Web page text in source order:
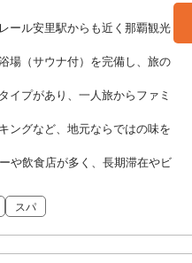
ール安里駅からも近く那覇観光
場（サウナ付）を完備し、旅の
プがあり、一人旅からファミ
ングなど、地元ならではの味を
や飲食店が多く、長期滞在やビ
スパ